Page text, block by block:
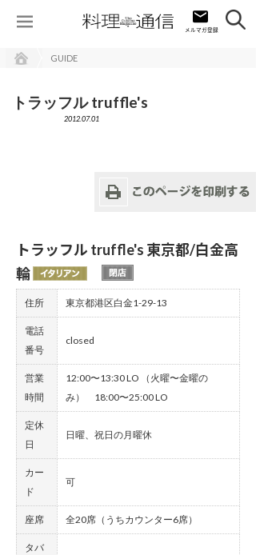
GUIDE
トラッフル truffle's
2012.07.01
トラッフル truffle's 東京都/白金高
輪
住所 東京都港区白金1-29-13
電話
番号
closed
営業
時間
12:00〜13:30 LO （火曜〜金曜の
み） 18:00〜25:00 LO
定休
日
日曜、祝日の月曜休
カー
ド
可
座席 全20席（うちカウンター6席）
タバ